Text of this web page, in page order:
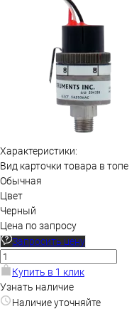
Характеристики:
Вид карточки товара в топе
Обычная
Цвет
Черный
Цена по запросу
Запросить цену
Купить в 1 клик
Узнать наличие
Наличие уточняйте